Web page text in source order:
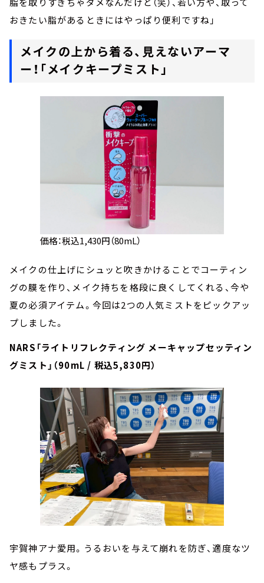
おきたい脂があるときにはやっぱり便利ですね」
メイクの上から着る、見えないアーマ
ー！「メイクキープミスト」
価格：税込1,430円（80mL）
メイクの仕上げにシュッと吹きかけることでコーティン
グの膜を作り、メイク持ちを格段に良くしてくれる、今や
夏の必須アイテム。今回は2つの人気ミストをピックアッ
プしました。
NARS「ライトリフレクティング メーキャップセッティン
グミスト」（90mL / 税込5,830円）
宇賀神アナ愛用。うるおいを与えて崩れを防ぎ、適度なツ
ヤ感もプラス。